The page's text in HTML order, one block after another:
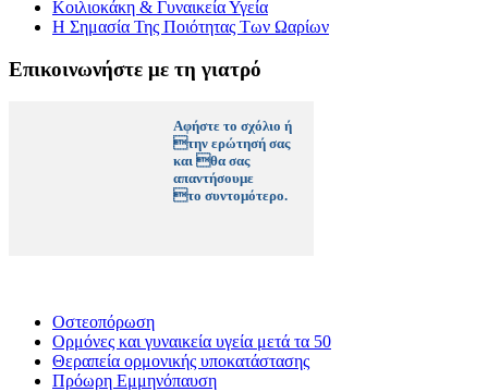
Κοιλιοκάκη & Γυναικεία Υγεία
Η Σημασία Της Ποιότητας Των Ωαρίων
Επικοινωνήστε με τη γιατρό
Αφήστε το σχόλιο ή
την ερώτησή σας
και θα σας
απαντήσουμε
το συντομότερο.
Οστεοπόρωση
Ορμόνες και γυναικεία υγεία μετά τα 50
Θεραπεία ορμονικής υποκατάστασης
Πρόωρη Εμμηνόπαυση